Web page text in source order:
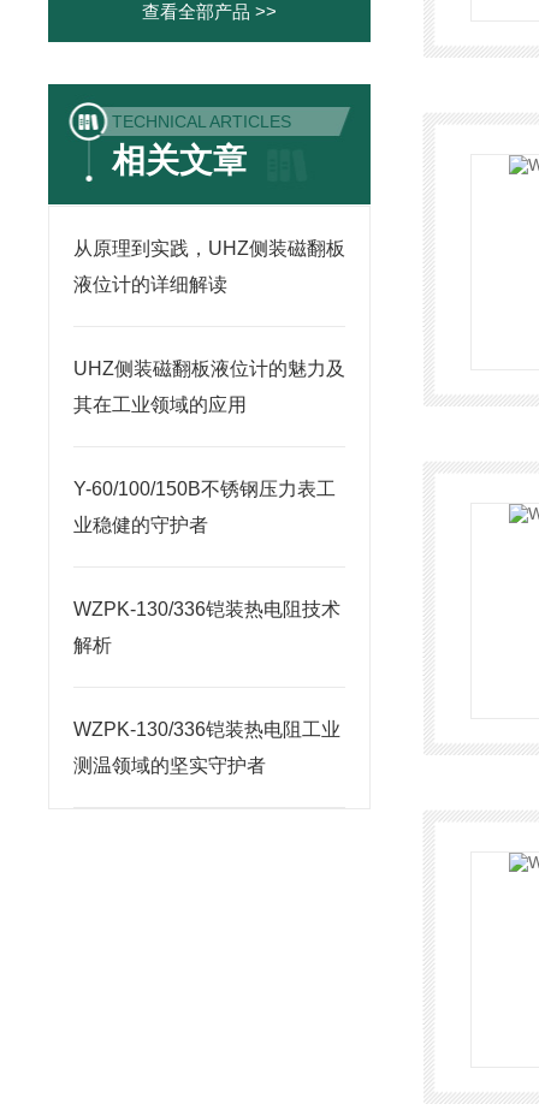
查看全部产品 >>
TECHNICAL ARTICLES
相关文章
从原理到实践，UHZ侧装磁翻板
液位计的详细解读
UHZ侧装磁翻板液位计的魅力及
其在工业领域的应用
Y-60/100/150B不锈钢压力表工
业稳健的守护者
WZPK-130/336铠装热电阻技术
解析
WZPK-130/336铠装热电阻工业
测温领域的坚实守护者